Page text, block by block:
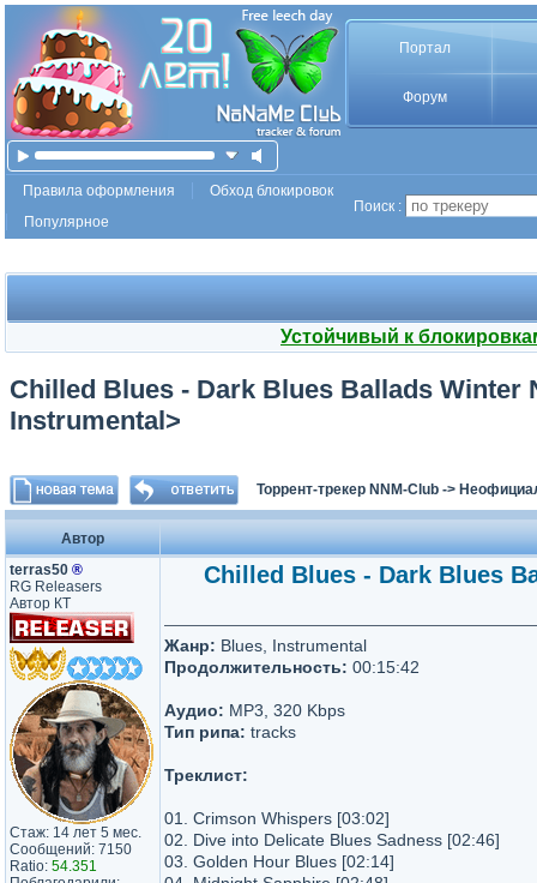
Портал
Форум
Правила оформления
Обход блокировок
Популярное
Поиск :
Устойчивый к
Chilled Blues - Dark Blues Ballads Winter
Instrumental>
Торрент-трекер NNM-Club ->
Автор
terras50 ®
RG Releasers
Автор КТ
Стаж: 14 лет 5 мес.
Сообщений: 7150
Ratio: 54.351
Chilled Blues - Dark Blues
Жанр: Blues, Instrumental
Продолжительность: 00:15:42
Аудио: MP3, 320 Kbps
Тип рипа: tracks
Треклист:
01. Crimson Whispers [03:02]
02. Dive into Delicate Blues Sadness [02:46]
03. Golden Hour Blues [02:14]